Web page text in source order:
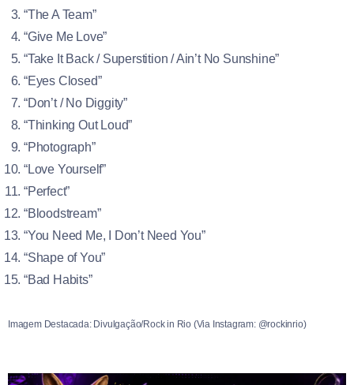
“The A Team”
“Give Me Love”
“Take It Back / Superstition / Ain’t No Sunshine”
“Eyes Closed”
“Don’t / No Diggity”
“Thinking Out Loud”
“Photograph”
“Love Yourself”
“Perfect”
“Bloodstream”
“You Need Me, I Don’t Need You”
“Shape of You”
“Bad Habits”
Imagem Destacada: Divulgação/Rock in Rio (Via Instagram: @rockinrio)